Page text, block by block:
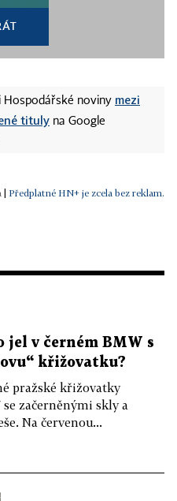
Hospodářské noviny mezi
tituly na Google
Předplatné HN+ je zcela bez reklam.
jel v černém BMW s
křižovatku?
pražské křižovatky
začerněnými skly a
Na červenou...